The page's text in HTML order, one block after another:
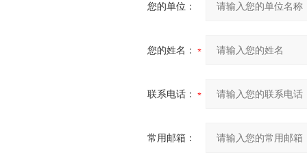
您的单位：
您的姓名：
联系电话：
常用邮箱：